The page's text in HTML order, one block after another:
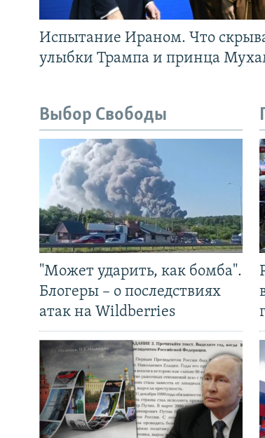
Испытание Ираном. Что
улыбки Трампа и принца
Выбор Свободы
"Может ударить, как бомба".
Блогеры – о последствиях
атак на Wildberries